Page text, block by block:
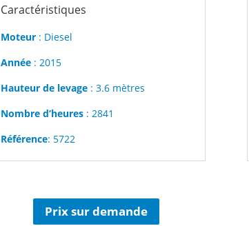
Caractéristiques
Moteur : Diesel
Année : 2015
Hauteur de levage: 3.6 mètres
Nombre d’heures: 2841
Référence: 5722
Prix sur demande